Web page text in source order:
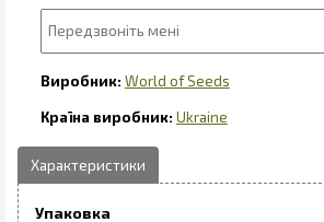
World of Seeds
Ukraine
Упаковка